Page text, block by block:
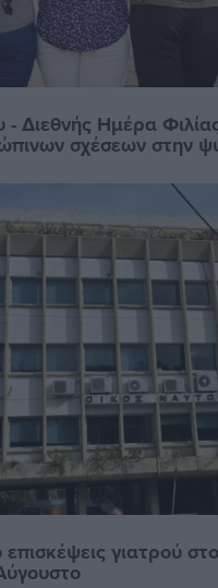
- Διεθνής Ημέρα
σχέσεων στην
γιατρού